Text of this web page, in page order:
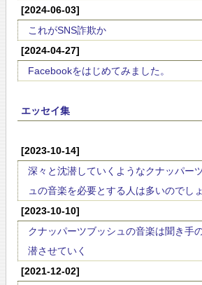
[2024-06-03]
これがSNS詐欺か
[2024-04-27]
Facebookをはじめてみました。
エッセイ集
[2023-10-14]
深々と沈潜していくようなクナッパー
ュの音楽を必要とする人は多いのでし
[2023-10-10]
クナッパーツブッシュの音楽は聞き手
潜させていく
[2021-12-02]